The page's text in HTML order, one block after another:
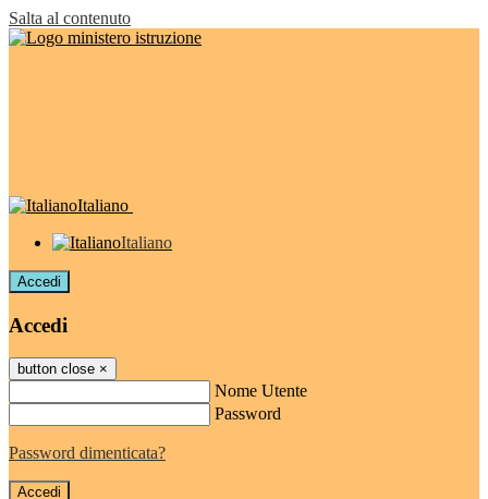
Salta al contenuto
Italiano
Italiano
Accedi
Accedi
button close ×
Nome Utente
Password
Password dimenticata?